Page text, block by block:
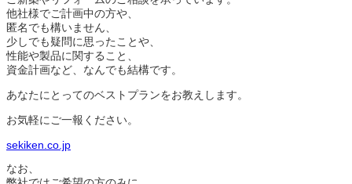
他社様でご計画中の方や、
匿名でも構いません、
少しでも疑問に思ったことや、
性能や製品に関すること、
資金計画など、なんでも結構です。
あなたにとってのベストプランをお教えします。
お気軽にご一報ください。
sekiken.co.jp
なお、